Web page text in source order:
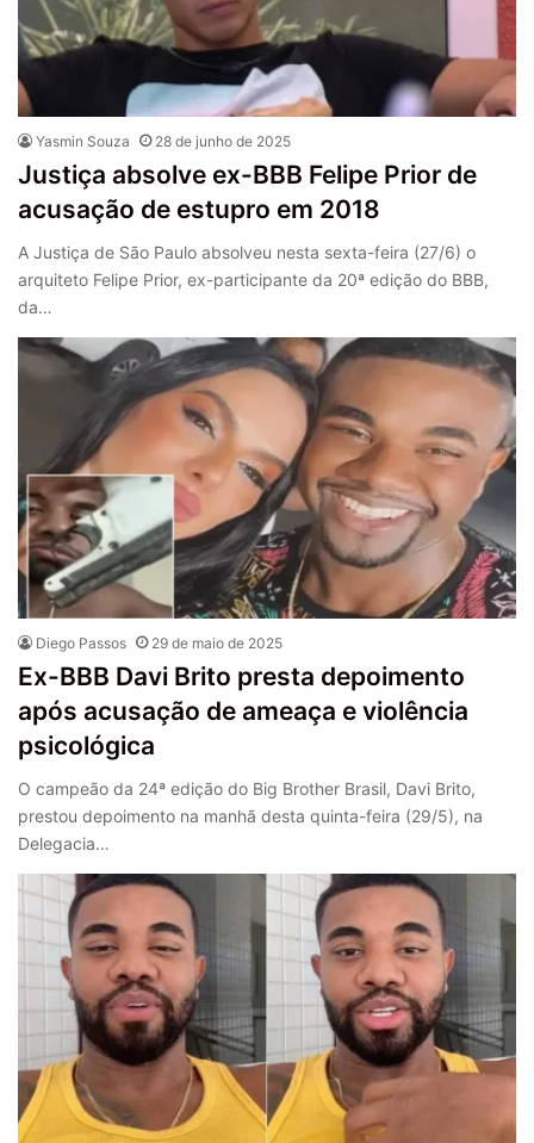
Yasmin Souza 28 de junho de 2025
Justiça absolve ex-BBB Felipe Prior de
acusação de estupro em 2018
A Justiça de São Paulo absolveu nesta sexta-feira (27/6) o
arquiteto Felipe Prior, ex-participante da 20ª edição do BBB,
da…
Diego Passos 29 de maio de 2025
Ex-BBB Davi Brito presta depoimento
após acusação de ameaça e violência
psicológica
O campeão da 24ª edição do Big Brother Brasil, Davi Brito,
prestou depoimento na manhã desta quinta-feira (29/5), na
Delegacia…